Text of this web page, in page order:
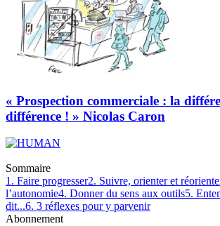
« Prospection commerciale : la
différence ! » Nicolas Caron
Sommaire
1. Faire progresser2. Suivre, orienter et
l’autonomie4. Donner du sens aux outils5.
dit...6. 3 réflexes pour y parvenir
Abonnement